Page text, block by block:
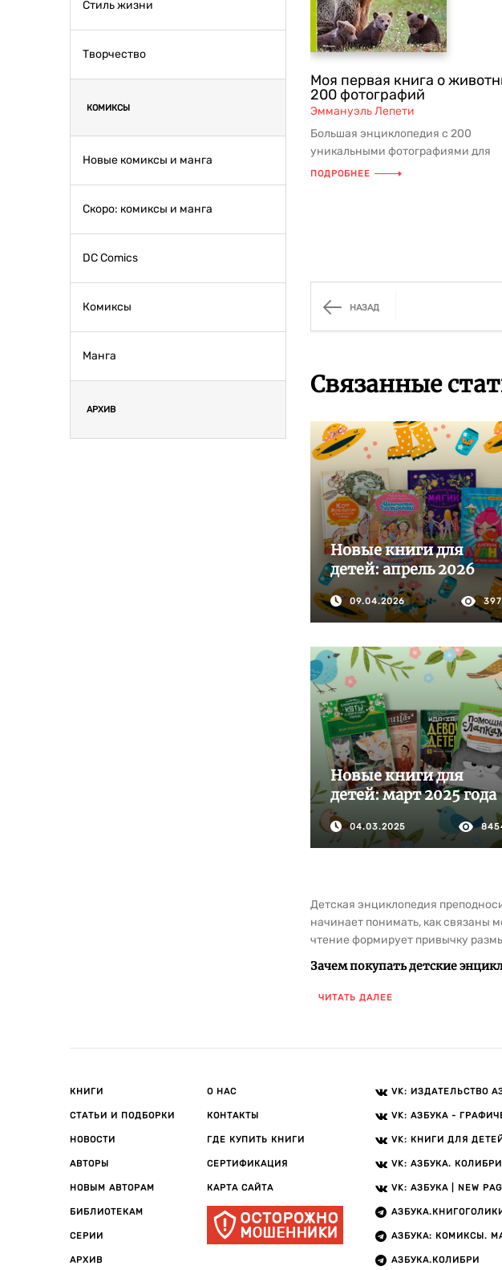
Стиль жизни
Творчество
КОМИКСЫ
Новые комиксы и манга
Скоро: комиксы и манга
DC Comics
Комиксы
Манга
АРХИВ
Моя первая книга о
200 фотографий
Эммануэль Лепети
Большая энциклопедия с 200
уникальными фотографиями для
знакомства с животным миром
ПОДРОБНЕЕ
НАЗАД
Связанные
Новые книги для
детей: апрель 2026
09.04.2026
Новые книги для
детей: март 2025 года
04.03.2025
Детская энциклопедия
начинает понимать, как связаны
чтение формирует привычку
Зачем покупать детские
Познавательные книги помогают
- увидеть причинно-
Детские энциклопедии особенно
не просто принимать
Темы и направления каталога
В разделе собраны справочники
- природа и животный мир;
- устройство Земли и
- история, география и
- человек, его тело,
ЧИТАТЬ ДАЛЕЕ
КНИГИ
СТАТЬИ И ПОДБОРКИ
НОВОСТИ
АВТОРЫ
НОВЫМ АВТОРАМ
БИБЛИОТЕКАМ
СЕРИИ
АРХИВ
О НАС
КОНТАКТЫ
ГДЕ КУПИТЬ КНИГИ
СЕРТИФИКАЦИЯ
КАРТА САЙТА
VK: ИЗДАТЕЛЬСТВО
VK: АЗБУКА -
VK: КНИГИ ДЛЯ
VK: АЗБУКА. КОЛИБРИ
VK: АЗБУКА | NEW
АЗБУКА: КОМИКСЫ.
АЗБУКА.КОЛИБРИ